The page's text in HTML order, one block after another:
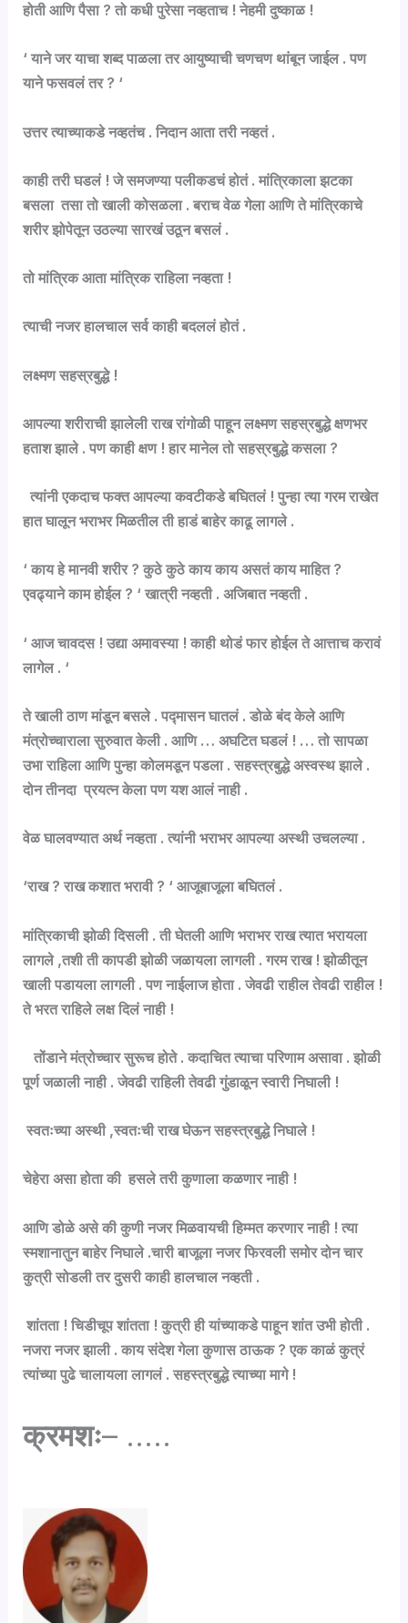
होती आणि पैसा ? तो कधी पुरेसा नव्हताच ! नेहमी दुष्काळ !
‘ याने जर याचा शब्द पाळला तर आयुष्याची चणचण थांबून जाईल . पण
याने फसवलं तर ? ‘
उत्तर त्याच्याकडे नव्हतंच . निदान आता तरी नव्हतं .
काही तरी घडलं ! जे समजण्या पलीकडचं होतं . मांत्रिकाला झटका
बसला तसा तो खाली कोसळला . बराच वेळ गेला आणि ते मांत्रिकाचे
शरीर झोपेतून उठल्या सारखं उठून बसलं .
तो मांत्रिक आता मांत्रिक राहिला नव्हता !
त्याची नजर हालचाल सर्व काही बदललं होतं .
लक्ष्मण सहस्रबुद्धे !
आपल्या शरीराची झालेली राख रांगोळी पाहून लक्ष्मण सहस्रबुद्धे क्षणभर
हताश झाले . पण काही क्षण ! हार मानेल तो सहस्रबुद्धे कसला ?
त्यांनी एकदाच फक्त आपल्या कवटीकडे बघितलं ! पुन्हा त्या गरम राखेत
हात घालून भराभर मिळतील ती हाडं बाहेर काढू लागले .
‘ काय हे मानवी शरीर ? कुठे कुठे काय काय असतं काय माहित ?
एवढ्याने काम होईल ? ‘ खात्री नव्हती . अजिबात नव्हती .
‘ आज चावदस ! उद्या अमावस्या ! काही थोडं फार होईल ते आत्ताच करावं
लागेल . ‘
ते खाली ठाण मांडून बसले . पद्मासन घातलं . डोळे बंद केले आणि
मंत्रोच्चाराला सुरुवात केली . आणि … अघटित घडलं ! … तो सापळा
उभा राहिला आणि पुन्हा कोलमडून पडला . सहस्त्रबुद्धे अस्वस्थ झाले .
दोन तीनदा प्रयत्न केला पण यश आलं नाही .
वेळ घालवण्यात अर्थ नव्हता . त्यांनी भराभर आपल्या अस्थी उचलल्या .
‘राख ? राख कशात भरावी ? ‘ आजूबाजूला बघितलं .
मांत्रिकाची झोळी दिसली . ती घेतली आणि भराभर राख त्यात भरायला
लागले ,तशी ती कापडी झोळी जळायला लागली . गरम राख ! झोळीतून
खाली पडायला लागली . पण नाईलाज होता . जेवढी राहील तेवढी राहील !
ते भरत राहिले लक्ष दिलं नाही !
तोंडाने मंत्रोच्चार सुरूच होते . कदाचित त्याचा परिणाम असावा . झोळी
पूर्ण जळाली नाही . जेवढी राहिली तेवढी गुंडाळून स्वारी निघाली !
स्वतःच्या अस्थी ,स्वतःची राख घेऊन सहस्त्रबुद्धे निघाले !
चेहेरा असा होता की हसले तरी कुणाला कळणार नाही !
आणि डोळे असे की कुणी नजर मिळवायची हिम्मत करणार नाही ! त्या
स्मशानातुन बाहेर निघाले .चारी बाजूला नजर फिरवली समोर दोन चार
कुत्री सोडली तर दुसरी काही हालचाल नव्हती .
शांतता ! चिडीचूप शांतता ! कुत्री ही यांच्याकडे पाहून शांत उभी होती .
नजरा नजर झाली . काय संदेश गेला कुणास ठाऊक ? एक काळं कुत्रं
त्यांच्या पुढे चालायला लागलं . सहस्त्रबुद्धे त्याच्या मागे !
क्रमशः– …..